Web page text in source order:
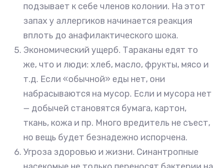
подзывает к себе членов колонии. На этот
запах у аллергиков начинается реакция
вплоть до анафилактического шока.
Экономический ущерб. Тараканы едят то
же, что и люди: хлеб, масло, фрукты, мясо и
т.д. Если «обычной» еды нет, они
набрасываются на мусор. Если и мусора нет
— добычей становятся бумага, картон,
ткань, кожа и пр. Много вредитель не съест,
но вещь будет безнадежно испорчена.
Угроза здоровью и жизни. Синантропные